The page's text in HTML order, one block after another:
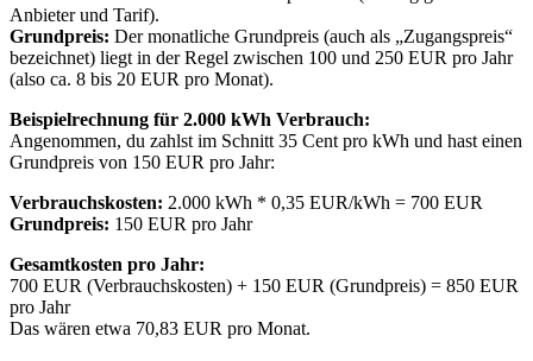
Anbieter und Tarif).
Grundpreis: Der monatliche Grundpreis (auch als „Zugangspreis“
bezeichnet) liegt in der Regel zwischen 100 und 250 EUR pro Jahr
(also ca. 8 bis 20 EUR pro Monat).
Beispielrechnung für 2.000 kWh Verbrauch:
Angenommen, du zahlst im Schnitt 35 Cent pro kWh und hast einen
Grundpreis von 150 EUR pro Jahr:
Verbrauchskosten: 2.000 kWh * 0,35 EUR/kWh = 700 EUR
Grundpreis: 150 EUR pro Jahr
Gesamtkosten pro Jahr:
700 EUR (Verbrauchskosten) + 150 EUR (Grundpreis) = 850 EUR
pro Jahr
Das wären etwa 70,83 EUR pro Monat.